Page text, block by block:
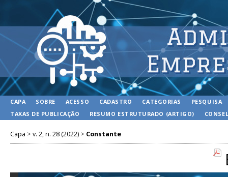
CAPA SOBRE ACESSO CADASTRO CATEGORIAS
PESQUISA
TAXAS DE PUBLICAÇÃO
RESUMO ESTRUTURADO (ARTIGO)
Capa > v. 2, n. 28 (2022) > Constante